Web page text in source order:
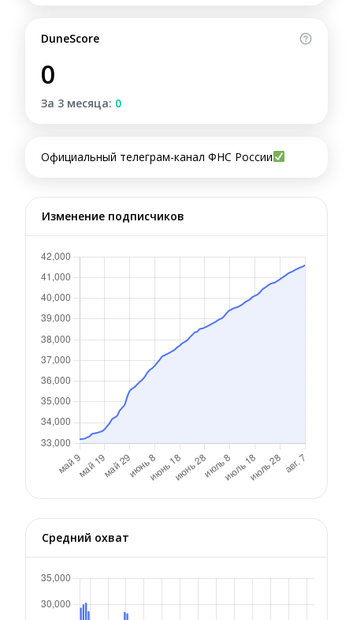
DuneScore
0
За 3 месяца: 0
Официальный телеграм-канал ФНС России
Изменение подписчиков
Средний охват